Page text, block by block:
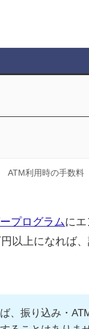
ATM利用時の手数料
プログラムに
以上になれば
、振り込み・